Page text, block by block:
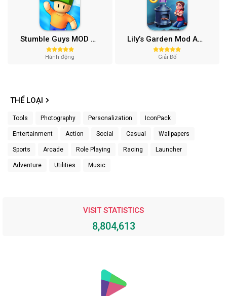
Stumble Guys MOD APK (Unlocked All, Mega Menu) v0.74.1
Hành động
Lily’s Garden Mod APK (Vô Hạn Tiền, Sao) v2.95.1
Giải Đố
THỂ LOẠI
Tools Photography Personalization IconPack
Entertainment Action Social Casual Wallpapers
Sports Arcade Role Playing Racing Launcher
Adventure Utilities Music
VISIT STATISTICS
8,804,613